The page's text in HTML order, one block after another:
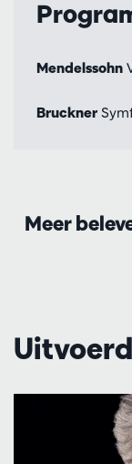
Mendelssohn
Bruckner
Meer